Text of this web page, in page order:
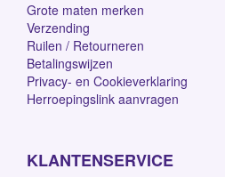
Grote maten merken
Verzending
Ruilen / Retourneren
Betalingswijzen
Privacy- en Cookieverklaring
Herroepingslink aanvragen
KLANTENSERVICE